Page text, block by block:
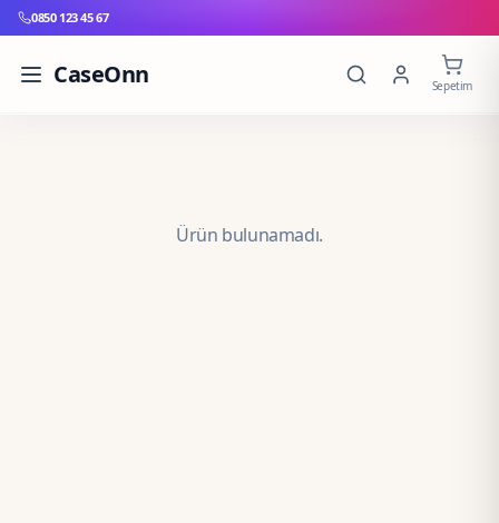
0850 123 45 67
CaseOnn Sepetim
Ürün bulunamadı.